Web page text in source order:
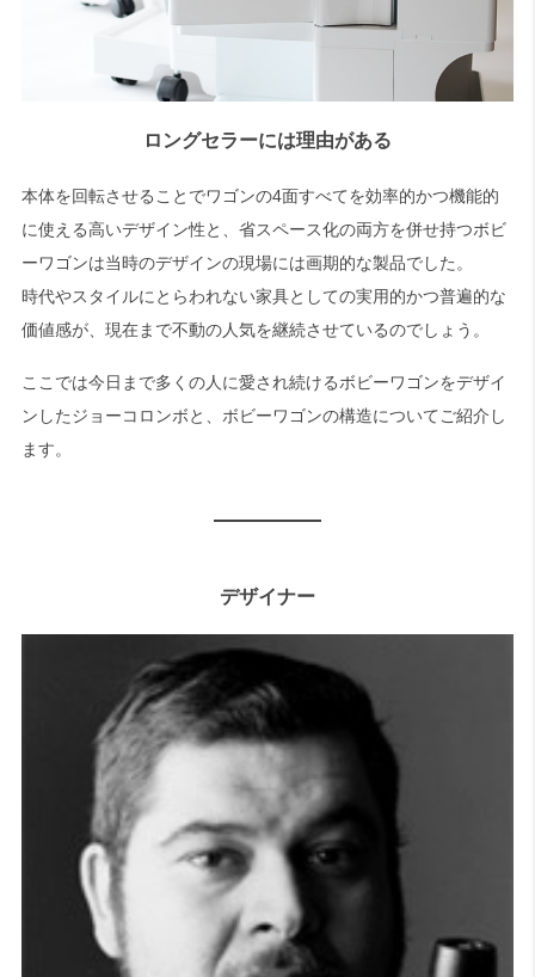
ロングセラーには理由がある
本体を回転させることでワゴンの4面すべてを効率的かつ機能的
に使える高いデザイン性と、省スペース化の両方を併せ持つボビ
ーワゴンは当時のデザインの現場には画期的な製品でした。
時代やスタイルにとらわれない家具としての実用的かつ普遍的な
価値感が、現在まで不動の人気を継続させているのでしょう。
ここでは今日まで多くの人に愛され続けるボビーワゴンをデザイ
ンしたジョーコロンボと、ボビーワゴンの構造についてご紹介し
ます。
デザイナー